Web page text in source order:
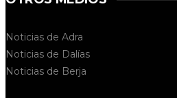
Noticias de Adra
Noticias de Dalías
Noticias de Berja